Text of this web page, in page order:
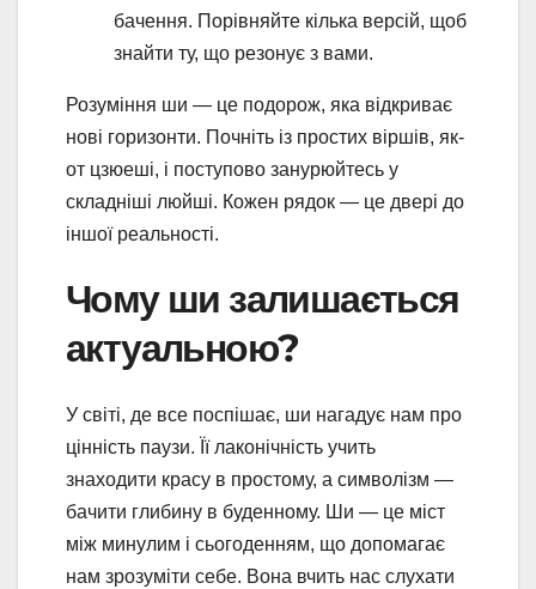
бачення. Порівняйте кілька версій, щоб
знайти ту, що резонує з вами.
Розуміння ши — це подорож, яка відкриває
нові горизонти. Почніть із простих віршів, як-
от цзюеші, і поступово занурюйтесь у
складніші люйші. Кожен рядок — це двері до
іншої реальності.
Чому ши залишається
актуальною?
У світі, де все поспішає, ши нагадує нам про
цінність паузи. Її лаконічність учить
знаходити красу в простому, а символізм —
бачити глибину в буденному. Ши — це міст
між минулим і сьогоденням, що допомагає
нам зрозуміти себе. Вона вчить нас слухати